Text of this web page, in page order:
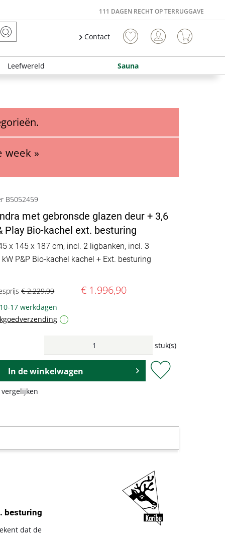
111 DAGEN RECHT OP TERRUGGAVE
Contact
Leefwereld Sauna
week »
B5052459
met gebronsde glazen deur + 3,6
Play Bio-kachel ext. besturing
x 145 x 187 cm, incl. 2 ligbanken, incl. 3
P&P Bio-kachel kachel + Ext. besturing
€ 2.229,99 € 1.996,90
17 werkdagen
i
stuk(s)
In de winkelwagen
besturing
dat de